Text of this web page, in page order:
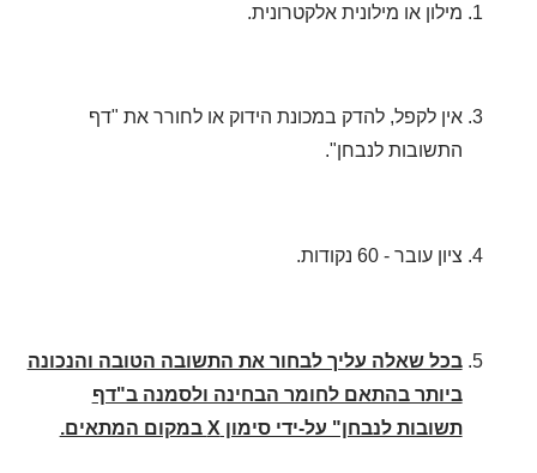
מילון או מילונית אלקטרונית.
אין לקפל, להדק במכונת הידוק או לחורר את "דף
התשובות לנבחן".
ציון עובר - 60 נקודות.
בכל שאלה עליך לבחור את התשובה הטובה והנכונה
ביותר בהתאם לחומר הבחינה ולסמנה ב"דף
תשובות לנבחן" על-ידי סימון X במקום המתאים.